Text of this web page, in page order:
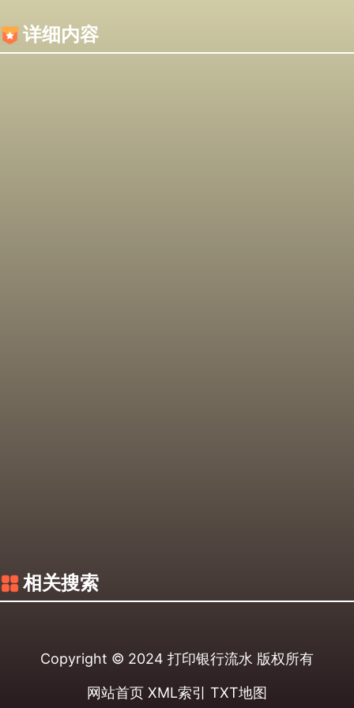
详细内容
相关搜索
Copyright © 2024 打印银行流水 版权所有
网站首页 XML索引 TXT地图